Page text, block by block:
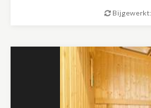
Bijgewerkt: